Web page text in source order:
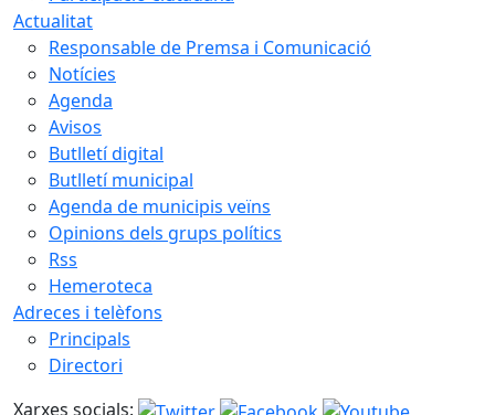
Actualitat
Responsable de Premsa i Comunicació
Notícies
Agenda
Avisos
Butlletí digital
Butlletí municipal
Agenda de municipis veïns
Opinions dels grups polítics
Rss
Hemeroteca
Adreces i telèfons
Principals
Directori
Xarxes socials: